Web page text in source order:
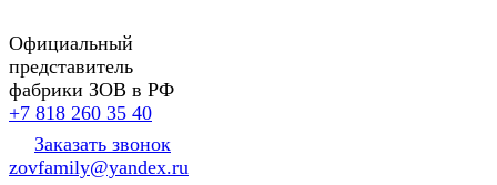
Официальный
представитель
фабрики ЗОВ в РФ
+7 818 260 35 40
Заказать звонок
zovfamily@yandex.ru